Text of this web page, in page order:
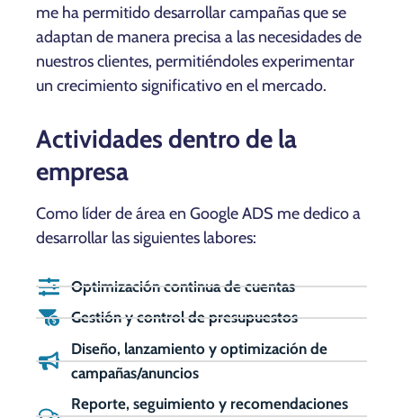
me ha permitido desarrollar campañas que se
adaptan de manera precisa a las necesidades de
nuestros clientes, permitiéndoles experimentar
un crecimiento significativo en el mercado.
Actividades dentro de la
empresa
Como líder de área en Google ADS me dedico a
desarrollar las siguientes labores:
Optimización continua de cuentas
Gestión y control de presupuestos
Diseño, lanzamiento y optimización de
campañas/anuncios
Reporte, seguimiento y recomendaciones